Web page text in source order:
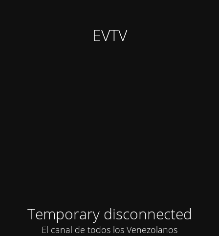
EVTV
Temporary disconnected
El canal de todos los Venezolanos